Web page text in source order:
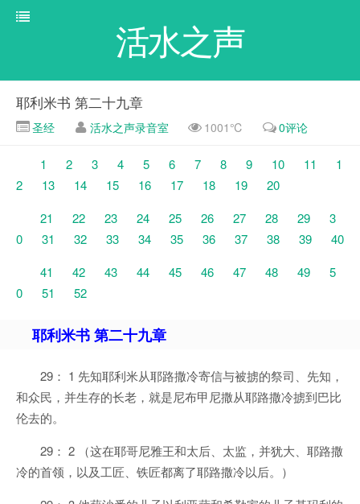
活水之声
耶利米书 第二十九章
圣经 活水之声录音室 1001℃ 0评论
1 2 3 4 5 6 7 8 9 10 11
1
2
13 14 15 16 17 18 19
20
21
22 23 24 25 26 27 28 29
3
0
31 32 33 34 35 36 37 38 39
40
41
42 43 44 45 46 47 48 49
5
0
51 52
耶利米书 第二十九章
29： 1 先知耶利米从耶路撒冷寄信与被掳的祭司、先知，
和众民，并生存的长老，就是尼布甲尼撒从耶路撒冷掳到巴比
伦去的。
29： 2 （这在耶哥尼雅王和太后、太监，并犹大、耶路撒
冷的首领，以及工匠、铁匠都离了耶路撒冷以后。）